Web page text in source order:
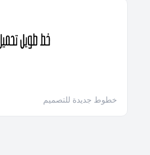
خطوط جديدة للتصميم